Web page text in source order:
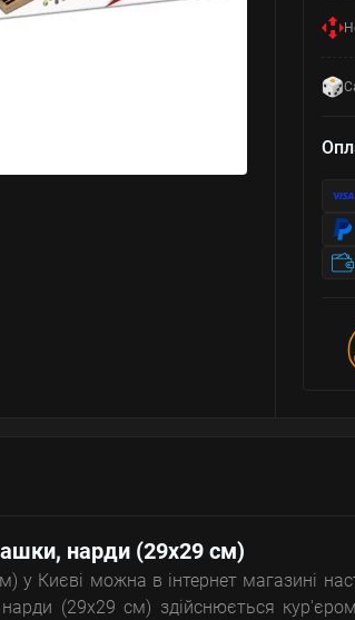
нарди (29х29 см)
Києві можна в інтернет магазині
(29х29 см) здійснюється